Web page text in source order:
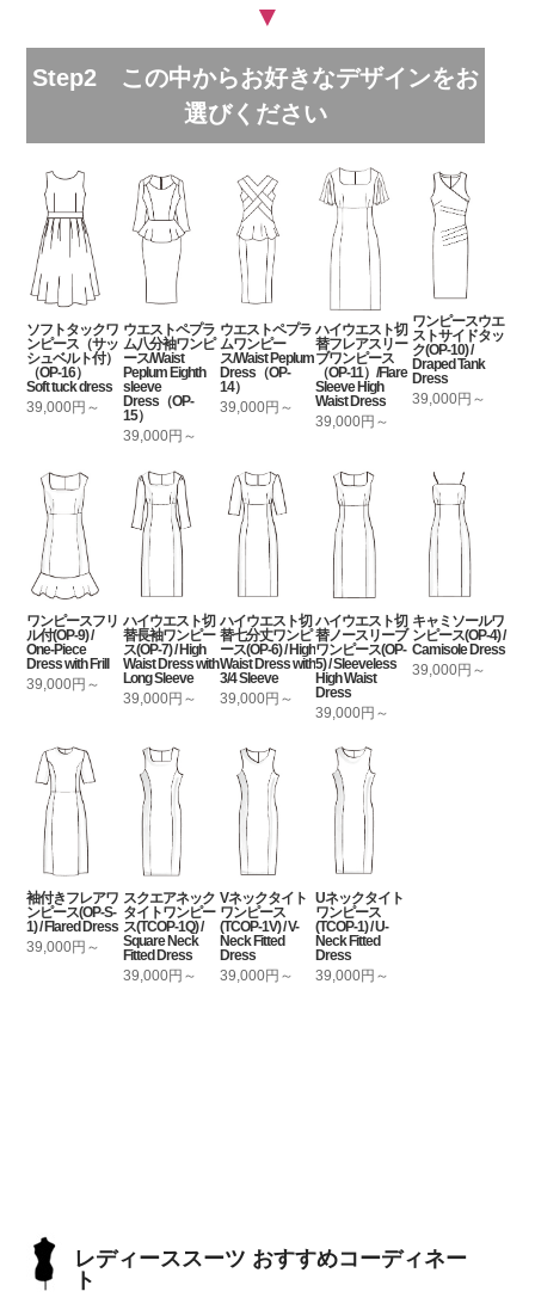
▼
Step2 この中からお好きなデザインをお
選びください
ソフトタックワ
ンピース（サッ
シュベルト付）
（OP-16）
Soft tuck dress
39,000円～
ウエストペプラ
ム八分袖ワンピ
ース/Waist
Peplum Eighth
sleeve
Dress（OP-
15）
39,000円～
ウエストペプラ
ムワンピー
ス/Waist Peplum
Dress（OP-
14）
39,000円～
ハイウエスト切
替フレアスリー
ブワンピース
（OP-11）/Flare
Sleeve High
Waist Dress
39,000円～
ワンピースウエ
ストサイドタッ
ク(OP-10) /
Draped Tank
Dress
39,000円～
ワンピースフリ
ル付(OP-9) /
One-Piece
Dress with Frill
39,000円～
ハイウエスト切
替長袖ワンピー
ス(OP-7) / High
Waist Dress with
Long Sleeve
39,000円～
ハイウエスト切
替七分丈ワンピ
ース(OP-6) / High
Waist Dress with
3/4 Sleeve
39,000円～
ハイウエスト切
替ノースリーブ
ワンピース(OP-
5) / Sleeveless
High Waist
Dress
39,000円～
キャミソールワ
ンピース(OP-4) /
Camisole Dress
39,000円～
袖付きフレアワ
ンピース(OP-S-
1) / Flared Dress
39,000円～
スクエアネック
タイトワンピー
ス(TCOP-1Q) /
Square Neck
Fitted Dress
39,000円～
Vネックタイト
ワンピース
(TCOP-1V) / V-
Neck Fitted
Dress
39,000円～
Uネックタイト
ワンピース
(TCOP-1) / U-
Neck Fitted
Dress
39,000円～
レディーススーツ おすすめコーディネー
ト